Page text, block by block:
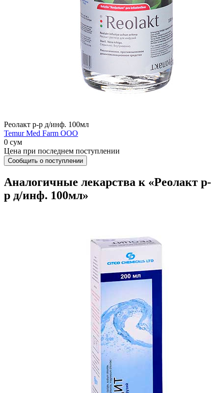
Реолакт р-р д/инф. 100мл
Temur Med Farm OOO
0 сум
Цена при последнем поступлении
Сообщить о поступлении
Аналогичные лекарства к «Реолакт р-
р д/инф. 100мл»